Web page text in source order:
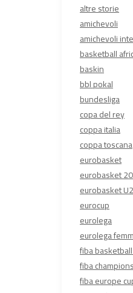
altre storie
amichevoli
amichevoli
basketball
baskin
bbl pokal
bundesliga
copa del rey
coppa italia
coppa toscana
eurobasket
eurobasket
eurobasket
eurocup
eurolega
eurolega
fiba
fiba
fiba europe